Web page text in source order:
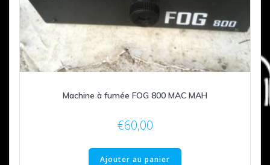
Machine à fumée FOG 800 MAC MAH
€60,00
Ajouter au panier